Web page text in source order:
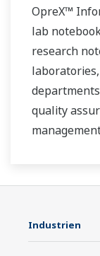
OpreX™
lab
research
quality
Industrien